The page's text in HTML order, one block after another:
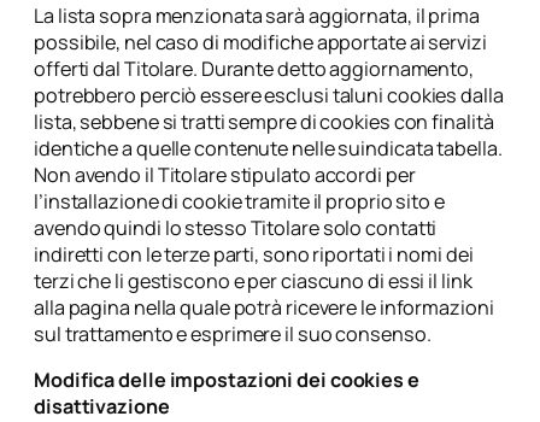
La lista sopra menzionata sarà aggiornata, il prima
possibile, nel caso di modifiche apportate ai servizi
offerti dal Titolare. Durante detto aggiornamento,
potrebbero perciò essere esclusi taluni cookies dalla
lista, sebbene si tratti sempre di cookies con finalità
identiche a quelle contenute nelle suindicata tabella.
Non avendo il Titolare stipulato accordi per
l’installazione di cookie tramite il proprio sito e
avendo quindi lo stesso Titolare solo contatti
indiretti con le terze parti, sono riportati i nomi dei
terzi che li gestiscono e per ciascuno di essi il link
alla pagina nella quale potrà ricevere le informazioni
sul trattamento e esprimere il suo consenso.
Modifica delle impostazioni dei cookies e
disattivazione